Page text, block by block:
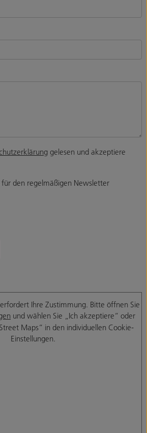
gelesen und akzeptiere
den regelmäßigen Newsletter
Ihre Zustimmung. Bitte öffnen Sie
und wählen Sie „Ich akzeptiere“ oder
Maps“ in den individuellen Cookie-
Einstellungen.